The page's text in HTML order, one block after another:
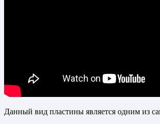
Данный вид пластины является одним из